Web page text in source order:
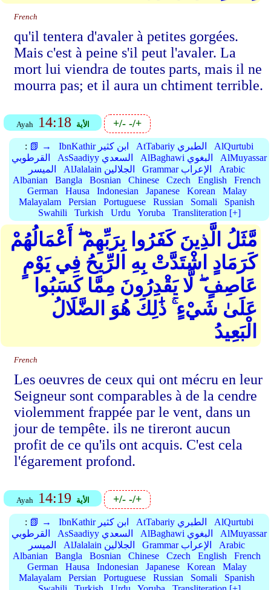
French
qu'il tentera d'avaler à petites gorgées.
Mais c'est à peine s'il peut l'avaler. La
mort lui viendra de toutes parts, mais il ne
mourra pas; et il aura un chtiment terrible.
Ayah 14:18 الأية +/--/+
: 📗 → IbnKathir ابن كثير AtTabariy الطبري
AlQurtubi
القرطوبي
AsSaadiyy السعدي AlBaghawi البغوي
AlMuyassar
الميسر
AlJalalain الجلالين Grammar الإعراب
Arabic
Albanian
Bangla Bosnian Chinese Czech English
French
German
Hausa Indonesian Japanese Korean
Malay
Malayalam
Persian Portuguese Russian Somali
Spanish
Swahili
Turkish Urdu Yoruba Transliteration [+]
مَّثَلُ الَّذِينَ كَفَرُوا بِرَبِّهِمْ ۖ أَعْمَالُهُمْ
كَرَمَادٍ اشْتَدَّتْ بِهِ الرِّيحُ فِي يَوْمٍ
عَاصِفٍ ۖ لَّا يَقْدِرُونَ مِمَّا كَسَبُوا
عَلَىٰ شَيْءٍ ۚ ذَٰلِكَ هُوَ الضَّلَالُ
الْبَعِيدُ
French
Les oeuvres de ceux qui ont mécru en leur
Seigneur sont comparables à de la cendre
violemment frappée par le vent, dans un
jour de tempête. ils ne tireront aucun
profit de ce qu'ils ont acquis. C'est cela
l'égarement profond.
Ayah 14:19 الأية +/--/+
: 📗 → IbnKathir ابن كثير AtTabariy الطبري
AlQurtubi
القرطوبي
AsSaadiyy السعدي AlBaghawi البغوي
AlMuyassar
الميسر
AlJalalain الجلالين Grammar الإعراب
Arabic
Albanian
Bangla Bosnian Chinese Czech English
French
German
Hausa Indonesian Japanese Korean
Malay
Malayalam
Persian Portuguese Russian Somali
Spanish